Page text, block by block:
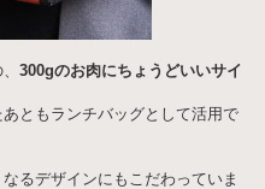
300gのお肉にちょうどいいサイ
ともランチバッグとして活用で
るデザインにもこだわっていま